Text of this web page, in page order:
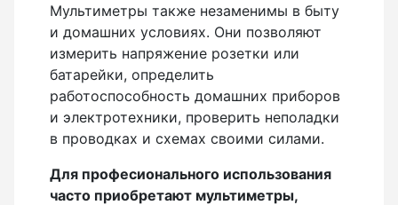
Мультиметры также незаменимы в быту
и домашних условиях. Они позволяют
измерить напряжение розетки или
батарейки, определить
работоспособность домашних приборов
и электротехники, проверить неполадки
в проводках и схемах своими силами.
Для професионального использования
часто приобретают мультиметры,
Показать еще
Приборы вертикального проектирования
Палетка для вертикального проектирования